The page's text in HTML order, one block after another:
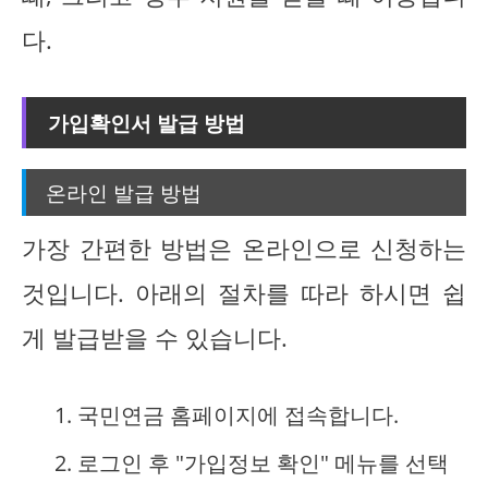
다.
가입확인서 발급 방법
온라인 발급 방법
가장 간편한 방법은 온라인으로 신청하는
것입니다. 아래의 절차를 따라 하시면 쉽
게 발급받을 수 있습니다.
국민연금 홈페이지에 접속합니다.
로그인 후 "가입정보 확인" 메뉴를 선택